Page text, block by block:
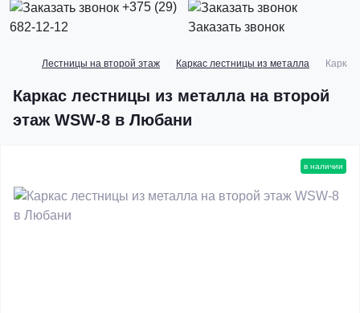
+375 (29)
682-12-12
Заказать звонок
Лестницы на второй этаж Каркас лестницы из металла
Каркас лестницы из металла на второй
этаж WSW-8 в Любани
в наличии